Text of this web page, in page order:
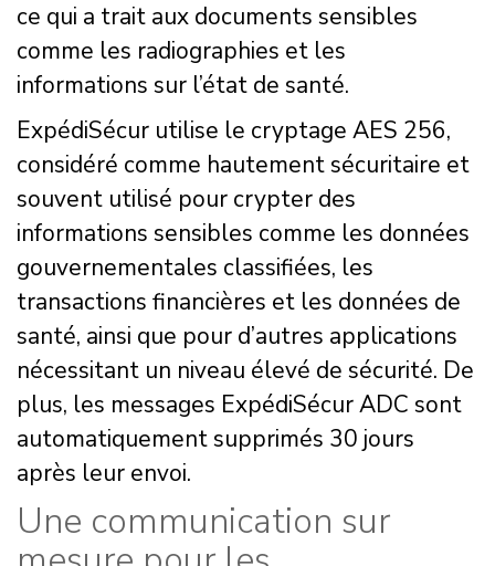
ce qui a trait aux documents sensibles
comme les radiographies et les
informations sur l’état de santé.
ExpédiSécur utilise le cryptage AES 256,
considéré comme hautement sécuritaire et
souvent utilisé pour crypter des
informations sensibles comme les données
gouvernementales classifiées, les
transactions financières et les données de
santé, ainsi que pour d’autres applications
nécessitant un niveau élevé de sécurité. De
plus, les messages ExpédiSécur ADC sont
automatiquement supprimés 30 jours
après leur envoi.
Une communication sur